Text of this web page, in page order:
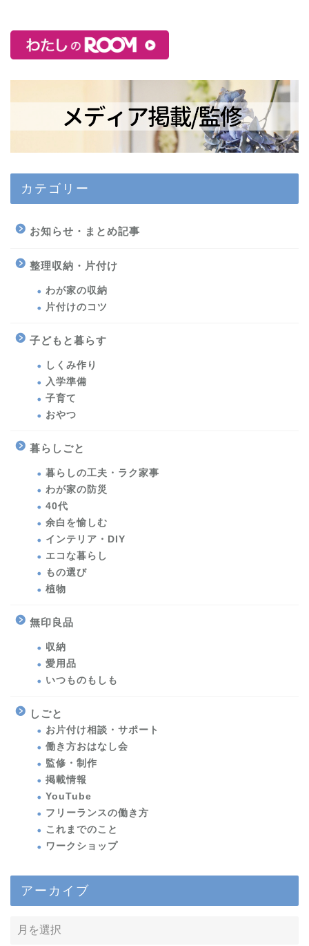
カテゴリー
お知らせ・まとめ記事
整理収納・片付け
わが家の収納
片付けのコツ
子どもと暮らす
しくみ作り
入学準備
子育て
おやつ
暮らしごと
暮らしの工夫・ラク家事
わが家の防災
40代
余白を愉しむ
インテリア・DIY
エコな暮らし
もの選び
植物
無印良品
収納
愛用品
いつものもしも
しごと
お片付け相談・サポート
働き方おはなし会
監修・制作
掲載情報
YouTube
フリーランスの働き方
これまでのこと
ワークショップ
アーカイブ